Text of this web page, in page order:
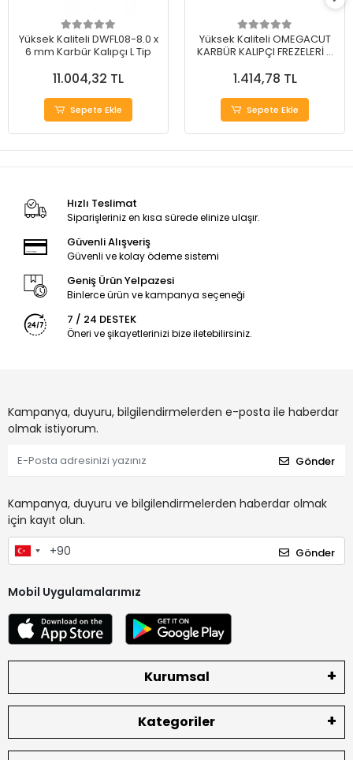
Yüksek Kaliteli DWFL08-8.0 x
6 mm Karbür Kalıpçı L Tip
11.004,32 TL
Sepete Ekle
Yüksek Kaliteli OMEGACUT
KARBÜR KALIPÇI FREZELERİ H
1.414,78 TL
Sepete Ekle
Hızlı Teslimat
Siparişleriniz en kısa sürede elinize ulaşır.
Güvenli Alışveriş
Güvenli ve kolay ödeme sistemi
Geniş Ürün Yelpazesi
Binlerce ürün ve kampanya seçeneği
7 / 24 DESTEK
Öneri ve şikayetlerinizi bize iletebilirsiniz.
Kampanya, duyuru, bilgilendirmelerden e-posta ile haberdar
olmak istiyorum.
Gönder
Kampanya, duyuru ve bilgilendirmelerden haberdar olmak
için kayıt olun.
Gönder
Mobil Uygulamalarımız
Kurumsal
Kategoriler